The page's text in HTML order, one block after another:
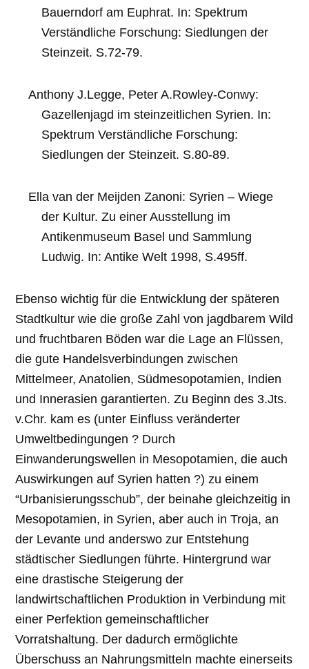
Bauerndorf am Euphrat. In: Spektrum
Verständliche Forschung: Siedlungen der
Steinzeit. S.72-79.
Anthony J.Legge, Peter A.Rowley-Conwy:
Gazellenjagd im steinzeitlichen Syrien. In:
Spektrum Verständliche Forschung:
Siedlungen der Steinzeit. S.80-89.
Ella van der Meijden Zanoni: Syrien – Wiege
der Kultur. Zu einer Ausstellung im
Antikenmuseum Basel und Sammlung
Ludwig. In: Antike Welt 1998, S.495ff.
Ebenso wichtig für die Entwicklung der späteren
Stadtkultur wie die große Zahl von jagdbarem Wild
und fruchtbaren Böden war die Lage an Flüssen,
die gute Handelsverbindungen zwischen
Mittelmeer, Anatolien, Südmesopotamien, Indien
und Innerasien garantierten. Zu Beginn des 3.Jts.
v.Chr. kam es (unter Einfluss veränderter
Umweltbedingungen ? Durch
Einwanderungswellen in Mesopotamien, die auch
Auswirkungen auf Syrien hatten ?) zu einem
“Urbanisierungsschub”, der beinahe gleichzeitig in
Mesopotamien, in Syrien, aber auch in Troja, an
der Levante und anderswo zur Entstehung
städtischer Siedlungen führte. Hintergrund war
eine drastische Steigerung der
landwirtschaftlichen Produktion in Verbindung mit
einer Perfektion gemeinschaftlicher
Vorratshaltung. Der dadurch ermöglichte
Überschuss an Nahrungsmitteln machte einerseits